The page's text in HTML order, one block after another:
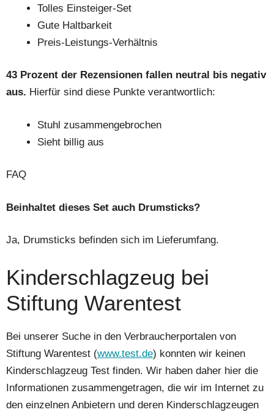
Tolles Einsteiger-Set
Gute Haltbarkeit
Preis-Leistungs-Verhältnis
43 Prozent der Rezensionen fallen neutral bis negativ
aus. Hierfür sind diese Punkte verantwortlich:
Stuhl zusammengebrochen
Sieht billig aus
FAQ
Beinhaltet dieses Set auch Drumsticks?
Ja, Drumsticks befinden sich im Lieferumfang.
Kinderschlagzeug bei
Stiftung Warentest
Bei unserer Suche in den Verbraucherportalen von
Stiftung Warentest (www.test.de) konnten wir keinen
Kinderschlagzeug Test finden. Wir haben daher hier die
Informationen zusammengetragen, die wir im Internet zu
den einzelnen Anbietern und deren Kinderschlagzeugen